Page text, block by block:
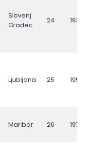
Slovenj
Gradec
24 19348
Ljubljana 25 19518
Maribor 26 19797